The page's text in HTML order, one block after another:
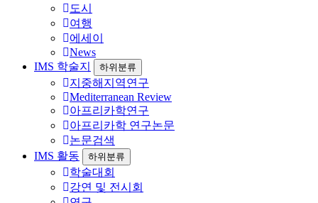
도시
여행
에세이
News
IMS 학술지
하위분류
지중해지역연구
Mediterranean Review
아프리카학연구
아프리카학 연구논문
논문검색
IMS 활동
하위분류
학술대회
강연 및 전시회